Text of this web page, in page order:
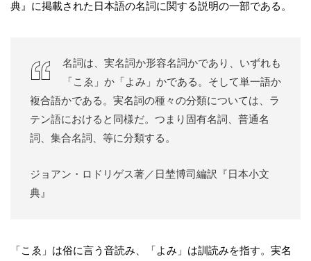
典』に掲載された日本語の名詞に関する説明の一部である。
名詞は、実名詞か形容名詞かであり、いずれも
「こゑ」か「よみ」かである。そして単一語か
複合語かである。実名詞の種々の分類については、ラ
テン語におけると同様だ。つまり固有名詞、普通名
詞、集合名詞、等に分類する。
ジョアン・ロドリゲス著／日埜博司編訳『日本小文
典』
「こゑ」は俗に言う音読み、「よみ」は訓読みを指す。実名